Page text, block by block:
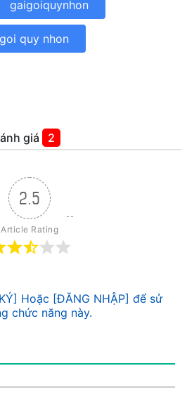
gaigoiquynhon
quy nhon
giá 2
2.5
Article Rating
Hoặc [ĐĂNG NHẬP] để sử
chức năng này.